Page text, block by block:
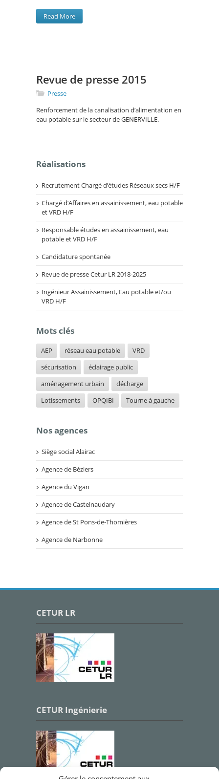
Read More
Revue de presse 2015
Presse
Renforcement de la canalisation d’alimentation en
eau potable sur le secteur de GENERVILLE.
Réalisations
Recrutement Chargé d’études Réseaux secs H/F
Chargé d’Affaires en assainissement, eau potable
et VRD H/F
Responsable études en assainissement, eau
potable et VRD H/F
Candidature spontanée
Revue de presse Cetur LR 2018-2025
Ingénieur Assainissement, Eau potable et/ou
VRD H/F
Mots clés
AEP réseau eau potable
VRD
sécurisation
éclairage public
aménagement urbain
décharge
Lotissements
OPQIBI Tourne à gauche
Nos agences
Siège social Alairac
Agence de Béziers
Agence du Vigan
Agence de Castelnaudary
Agence de St Pons-de-Thomières
Agence de Narbonne
CETUR LR
CETUR Ingénierie